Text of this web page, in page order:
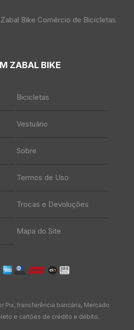
Bike Comércio de Bicicletas
ZABAL BIKE
Bicicletas
Vestuário
Sobre
Termos de Uso
Trocas e Devoluções
Mapa do Site
Pix, transferência bancária, Mercado
e cartões de crédito e débito.